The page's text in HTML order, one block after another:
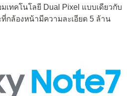
เทคโนโลยี Dual Pixel แบบเดียวกับ
กล้องหน้ามีความละเอียด 5 ล้าน